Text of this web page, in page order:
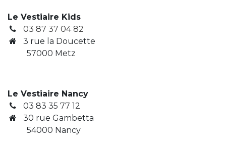
Le Vestiaire Kids
03 87 37 04 82
3 rue la Doucette
​ 57000 Metz
Le Vestiaire Nancy
03 83 35 77 12
30 rue Gambetta
​ 54000 Nancy